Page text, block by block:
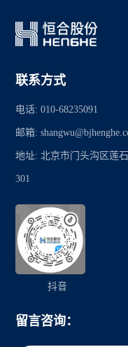
联系方式
抖音
电话: 010-68235091
邮箱:
地址: 北京市门头沟区莲
301
留言咨询：